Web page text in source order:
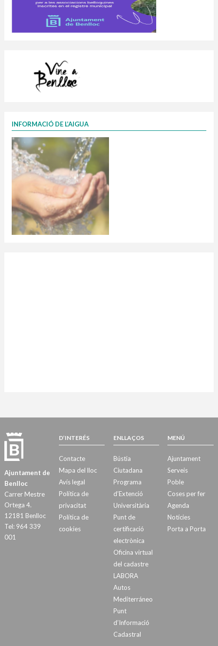
INFORMACIÓ DE L’AIGUA
Ajuntament de
Benlloc
Carrer Mestre
Ortega 4.
12181 Benlloc
Tel: 964 339
001
D’INTERÉS
Contacte
Mapa del lloc
Avís legal
Política de
privacitat
Política de
cookies
ENLLAÇOS
Bústia
Ciutadana
Programa
d’Extenció
Universitària
Punt de
certificació
electrònica
Oficina virtual
del cadastre
LABORA
Autos
Mediterráneo
Punt
d’Informació
Cadastral
MENÚ
Ajuntament
Serveis
Poble
Coses per fer
Agenda
Notícies
Porta a Porta